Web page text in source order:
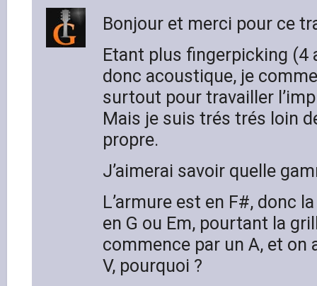
Bonjour et merci pour ce
Etant plus fingerpicking (4
donc acoustique, je
surtout pour travailler
Mais je suis trés trés loin
propre.
J’aimerai savoir quelle
L’armure est en F#, donc
en G ou Em, pourtant la
commence par un A, et on
V, pourquoi ?